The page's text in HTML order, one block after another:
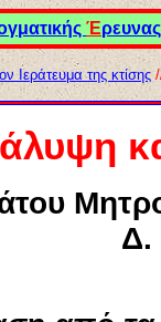
Έρευνας
Ιεράτευμα της κτίσης
κ
Δ.